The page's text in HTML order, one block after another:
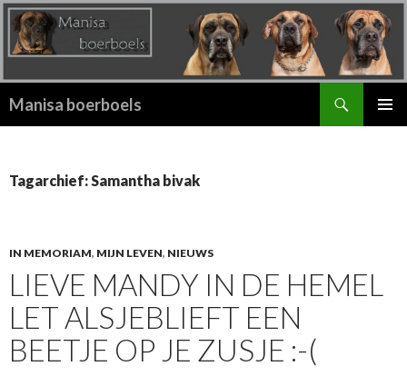
Manisa boerboels
Tagarchief: Samantha bivak
IN MEMORIAM, MIJN LEVEN, NIEUWS
LIEVE MANDY IN DE HEMEL
LET ALSJEBLIEFT EEN
BEETJE OP JE ZUSJE :-(